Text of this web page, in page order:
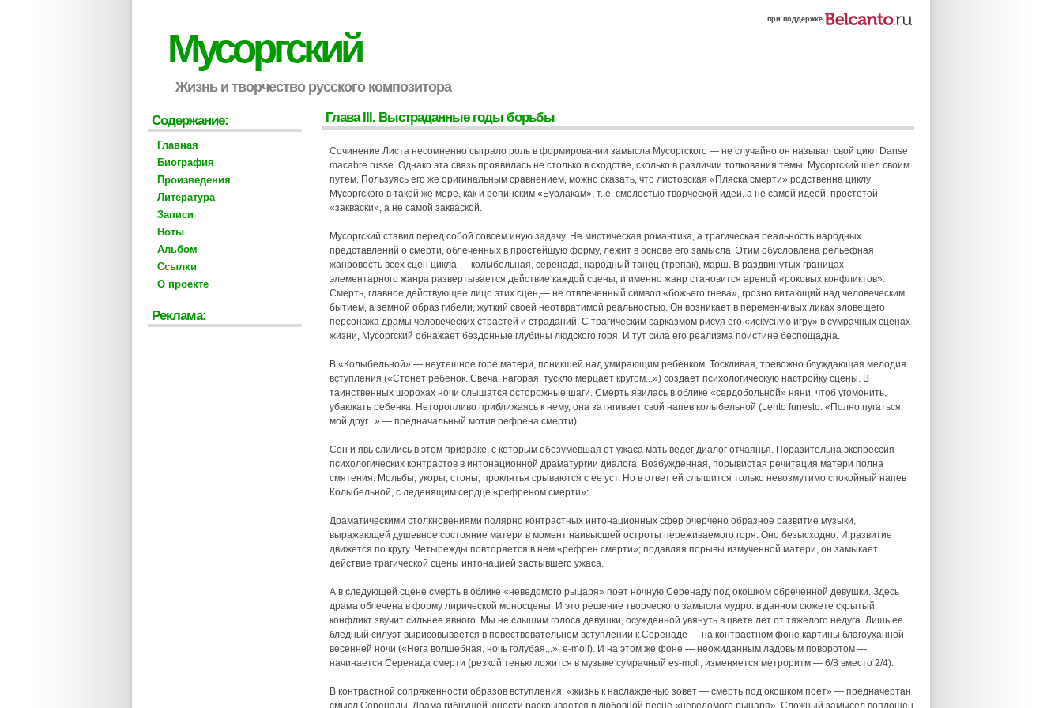
при поддержке
Мусоргский
Жизнь и творчество русского композитора
Глава III. Выстраданные годы борьбы
Сочинение Листа несомненно сыграло роль в формировании замысла Мусоргского — не случайно он называл свой цикл Danse
macabre russe. Однако эта связь проявилась не столько в сходстве, сколько в различии толкования темы. Мусоргский шел своим
путем. Пользуясь его же оригинальным сравнением, можно сказать, что листовская «Пляска смерти» родственна циклу
Мусоргского в такой же мере, как и репинским «Бурлакам», т. е. смелостью творческой идеи, а не самой идеей, простотой
«закваски», а не самой закваской.
Мусоргский ставил перед собой совсем иную задачу. Не мистическая романтика, а трагическая реальность народных
представлений о смерти, облеченных в простейшую форму, лежит в основе его замысла. Этим обусловлена рельефная
жанровость всех сцен цикла — колыбельная, серенада, народный танец (трепак), марш. В раздвинутых границах
элементарного жанра развертывается действие каждой сцены, и именно жанр становится ареной «роковых конфликтов».
Смерть, главное действующее лицо этих сцен,— не отвлеченный символ «божьего гнева», грозно витающий над человеческим
бытием, а земной образ гибели, жуткий своей неотвратимой реальностью. Он возникает в переменчивых ликах зловещего
персонажа драмы человеческих страстей и страданий. С трагическим сарказмом рисуя его «искусную игру» в сумрачных сценах
жизни, Мусоргский обнажает бездонные глубины людского горя. И тут сила его реализма поистине беспощадна.
В «Колыбельной» — неутешное горе матери, поникшей над умирающим ребенком. Тоскливая, тревожно блуждающая мелодия
вступления («Стонет ребенок. Свеча, нагорая, тускло мерцает кругом...») создает психологическую настройку сцены. В
таинственных шорохах ночи слышатся осторожные шаги. Смерть явилась в облике «сердобольной» няни, чтоб угомонить,
убаюкать ребенка. Неторопливо приближаясь к нему, она затягивает свой напев колыбельной (Lento funesto. «Полно пугаться,
мой друг...» — предначальный мотив рефрена смерти).
Сон и явь слились в этом призраке, с которым обезумевшая от ужаса мать ведег диалог отчаянья. Поразительна экспрессия
психологических контрастов в интонационной драматургии диалога. Возбужденная, порывистая речитация матери полна
смятения. Мольбы, укоры, стоны, проклятья срываются с ее уст. Но в ответ ей слышится только невозмутимо спокойный напев
Колыбельной, с леденящим сердце «рефреном смерти»:
Драматическими столкновениями полярно контрастных интонационных сфер очерчено образное развитие музыки,
выражающей душевное состояние матери в момент наивысшей остроты переживаемого горя. Оно безысходно. И развитие
движется по кругу. Четырежды повторяется в нем «рефрен смерти»; подавляя порывы измученной матери, он замыкает
действие трагической сцены интонацией застывшего ужаса.
А в следующей сцене смерть в облике «неведомого рыцаря» поет ночную Серенаду под окошком обреченной девушки. Здесь
драма облечена в форму лирической моносцены. И это решение творческого замысла мудро: в данном сюжете скрытый
конфликт звучит сильнее явного. Мы не слышим голоса девушки, осужденной увянуть в цвете лет от тяжелого недуга. Лишь ее
бледный силуэт вырисовывается в повествовательном вступлении к Серенаде — на контрастном фоне картины благоуханной
весенней ночи («Нега волшебная, ночь голубая...», e-moll). И на этом же фоне — неожиданным ладовым поворотом —
начинается Серенада смерти (резкой тенью ложится в музыке сумрачный es-moll; изменяется метроритм — 6/8 вместо 2/4):
В контрастной сопряженности образов вступления: «жизнь к наслажденью зовет — смерть под окошком поет» — предначертан
смысл Серенады. Драма гибнущей юности раскрывается в любовной песне «неведомого рыцаря». Сложный замысел воплощен
Содержание:
Главная
Биография
Произведения
Литература
Записи
Ноты
Альбом
Ссылки
О проекте
Реклама: